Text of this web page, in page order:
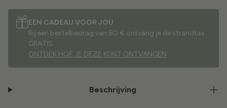
EEN CADEAU VOOR JOU
Bij een bestelbedrag van 80 € ontvang je de strandtas
GRATIS.
ONTDEK HOE JE DEZE KUNT ONTVANGEN
Beschrijving